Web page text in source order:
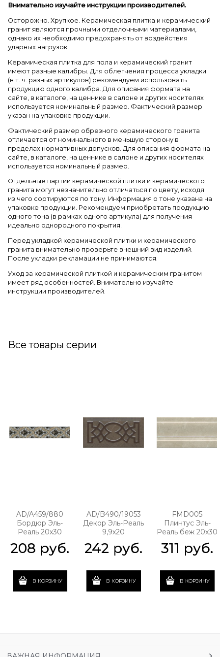
Внимательно изучайте инструкции производителей.
Осторожно. Хрупкое. Керамическая плитка и керамический
гранит являются прочными отделочными материалами,
однако их необходимо предохранять от воздействия
ударных нагрузок.
Керамическая плитка для пола и керамический гранит
имеют разные калибры. Для облегчения процесса укладки
(в т. ч. разных артикулов) рекомендуем использовать
продукцию одного калибра. Для описания формата на
сайте, в каталоге, на ценнике в салоне и других носителях
используется номинальный размер. Фактический размер
указан на упаковке продукции.
Фактический размер обрезного керамического гранита
отличается от номинального в меньшую сторону в
пределах нормативных допусков. Для описания формата на
сайте, в каталоге, на ценнике в салоне и других носителях
используется номинальный размер.
Отдельные партии керамической плитки и керамического
гранита могут незначительно отличаться по цвету, исходя
из чего сортируются по тону. Информация о тоне указана на
упаковке продукции. Рекомендуем приобретать продукцию
одного тона (в рамках одного артикула) для получения
идеально однородного покрытия.
Перед укладкой керамической плитки и керамического
гранита внимательно проверьте внешний вид изделий.
После укладки рекламации не принимаются.
Уход за керамической плиткой и керамическим гранитом
имеет ряд особенностей. Внимательно изучайте
инструкции производителей.
Все товары серии
AD/A459/880
Бордюр Эль-
Реаль 20х30
208 руб.
В КОРЗИНУ
AD/B490/19053
Декор Эль-Реаль
9,9х20
242 руб.
В КОРЗИНУ
FMD005
Плинтус Эль-
Реаль беж 20х30
311 руб.
В КОРЗИНУ